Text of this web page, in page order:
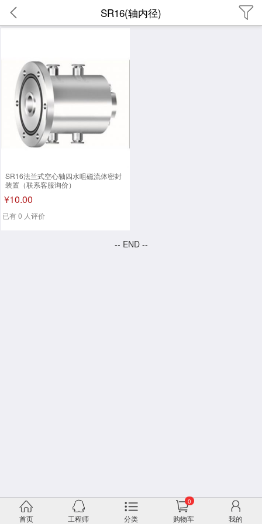
SR16(轴内径)
首页 工程师 分类
0
购物车 我的
SR16法兰式空心轴四水咀磁流体密封
装置（联系客服询价）
¥10.00
已有 0 人评价
-- END --